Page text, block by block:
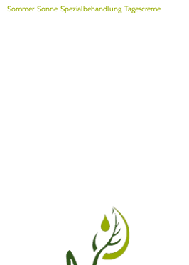
Sommer Sonne Spezialbehandlung Tagescreme